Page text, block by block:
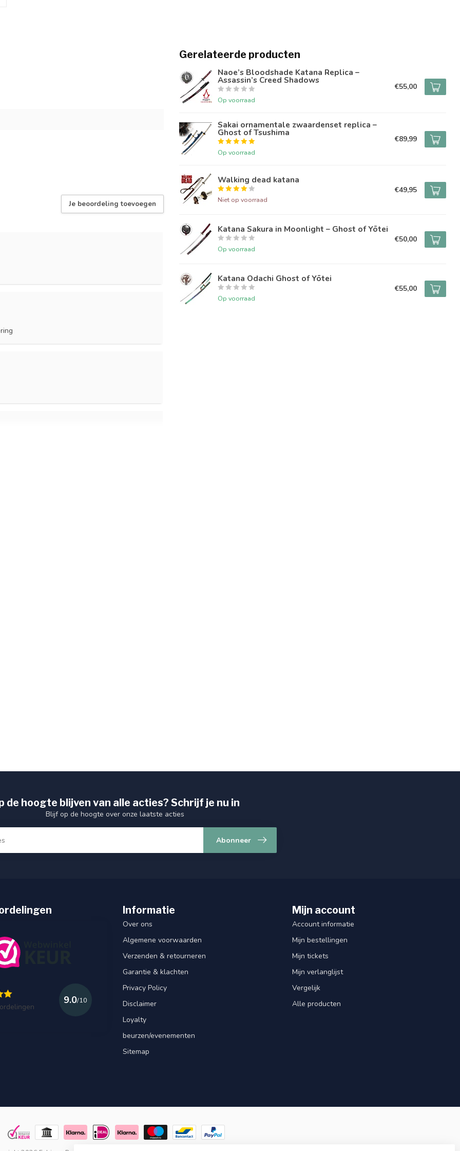
Je beoordeling toevoegen
Gerelateerde producten
Naoe’s Bloodshade Katana Replica –
Assassin’s Creed Shadows
Op voorraad
€55,00
Sakai ornamentale zwaardenset replica –
Ghost of Tsushima
Op voorraad
€89,99
Walking dead katana
Niet op voorraad
€49,95
Katana Sakura in Moonlight – Ghost of Yōtei
Op voorraad
€50,00
Katana Odachi Ghost of Yōtei
Op voorraad
€55,00
de hoogte blijven van alle acties? Schrijf je nu in
Blijf op de hoogte over onze laatste acties
Abonneer
9.0/10
Informatie
Over ons
Algemene voorwaarden
Verzenden & retourneren
Garantie & klachten
Privacy Policy
Disclaimer
Loyalty
beurzen/evenementen
Sitemap
Mijn account
Account informatie
Mijn bestellingen
Mijn tickets
Mijn verlanglijst
Vergelijk
Alle producten